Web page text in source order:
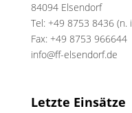
84094 Elsendorf
Tel: +49 8753 8436 (n.
Fax: +49 8753 966644
info@ff-elsendorf.de
Letzte Einsätze